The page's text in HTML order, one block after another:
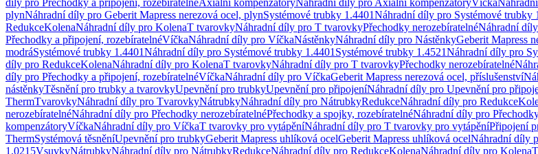
díly pro Přechodky a připojení, rozebíratelnéAxiální kompenzátoryNáhradní díly pro Axiální kompenzátoryVíčka
plynNáhradní díly pro Geberit Mapress nerezová ocel, plynSystémové trubky 1.4401Náhradní díly pro Systémové trubky
RedukceKolenaNáhradní díly pro KolenaT tvarovkyNáhradní díly pro T tvarovkyPřechodky nerozebíratelnéNáhradní
Přechodky a připojení, rozebíratelnéVíčkaNáhradní díly pro VíčkaNástěnkyNáhradní díly pro NástěnkyGeberit Mapress
modráSystémové trubky 1.4401Náhradní díly pro Systémové trubky 1.4401 Systémové trubky 1.4521Náhradní díly pro
díly pro RedukceKolenaNáhradní díly pro KolenaT tvarovkyNáhradní díly pro T tvarovkyPřechodky nerozebíratelné
díly pro Přechodky a připojení, rozebíratelnéVíčkaNáhradní díly pro VíčkaGeberit Mapress nerezová ocel, příslušenství
nástěnkyTěsnění pro trubky a tvarovkyUpevnění pro trubkyUpevnění pro připojeníNáhradní díly pro Upevnění pro
ThermTvarovkyNáhradní díly pro TvarovkyNátrubkyNáhradní díly pro NátrubkyRedukceNáhradní díly pro Redukce
nerozebíratelnéNáhradní díly pro Přechodky nerozebíratelnéPřechodky a spojky, rozebíratelnéNáhradní díly pro
kompenzátoryVíčkaNáhradní díly pro VíčkaT tvarovky pro vytápěníNáhradní díly pro T tvarovky pro vytápěníPřipojení
ThermSystémová těsněníUpevnění pro trubkyGeberit Mapress uhlíková ocelGeberit Mapress uhlíková ocelNáhradní díly
1.0215VsuvkyNátrubkyNáhradní díly pro NátrubkyRedukceNáhradní díly pro RedukceKolenaNáhradní díly pro Kolena